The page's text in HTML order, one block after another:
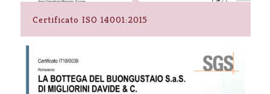
Certificato ISO 14001:2015